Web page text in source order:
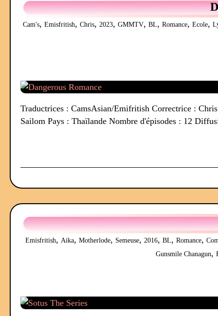
Cam's, Emisfritish, Chris, 2023, GMMTV, BL, Romance, Ecole,
Traductrices : CamsAsian/Emifritish Correctrice :
Sailom Pays : Thaïlande Nombre d'épisodes : 12
Emisfritish, Aika, Motherlode, Semeuse, 2016, BL, Romance,
Gunsmile Chanagun,